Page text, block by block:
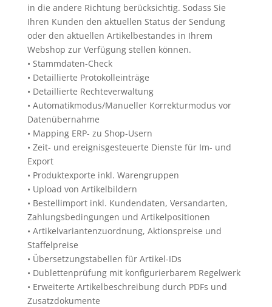
in die andere Richtung berücksichtig. Sodass Sie
Ihren Kunden den aktuellen Status der Sendung
oder den aktuellen Artikelbestandes in Ihrem
Webshop zur Verfügung stellen können.
• Stammdaten-Check
• Detaillierte Protokolleinträge
• Detaillierte Rechteverwaltung
• Automatikmodus/Manueller Korrekturmodus vor
Datenübernahme
• Mapping ERP- zu Shop-Usern
• Zeit- und ereignisgesteuerte Dienste für Im- und
Export
• Produktexporte inkl. Warengruppen
• Upload von Artikelbildern
• Bestellimport inkl. Kundendaten, Versandarten,
Zahlungsbedingungen und Artikelpositionen
• Artikelvariantenzuordnung, Aktionspreise und
Staffelpreise
• Übersetzungstabellen für Artikel-IDs
• Dublettenprüfung mit konfigurierbarem Regelwerk
• Erweiterte Artikelbeschreibung durch PDFs und
Zusatzdokumente